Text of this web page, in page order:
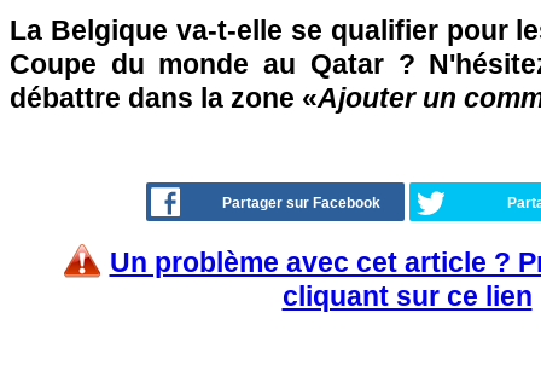
La Belgique va-t-elle se qualifier pour
Coupe du monde au Qatar ?
débattre dans la zone «Ajouter un
Partager sur Facebook
Un problème avec cet article ?
cliquant sur ce lien